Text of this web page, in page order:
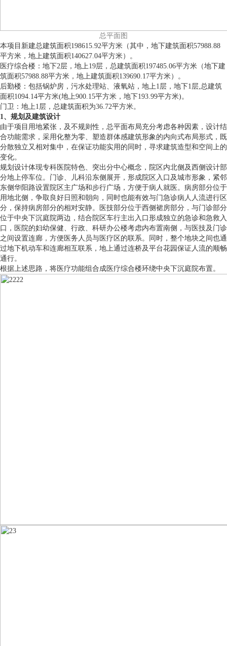
总平面图
本项目新建总建筑面积198615.92平方米（其中，地下建筑面积57988.88
平方米，地上建筑面积140627.04平方米）。
医疗综合楼：地下2层，地上19层，总建筑面积197485.06平方米（地下建
筑面积57988.88平方米，地上建筑面积139690.17平方米）。
后勤楼：包括锅炉房，污水处理站、液氧站，地上1层，地下1层,总建筑
面积1094.14平方米(地上900.15平方米，地下193.99平方米)。
门卫：地上1层，总建筑面积为36.72平方米。
1、规划及建筑设计
由于项目用地紧张，及不规则性，总平面布局充分考虑各种因素，设计结
合功能需求，采用化整为零、塑造群体感建筑形象的内向式布局形式，既
分散独立又相对集中，在保证功能实用的同时，寻求建筑造型和空间上的
变化。
规划设计体现专科医院特色、突出分中心概念，院区内北侧及西侧设计部
分地上停车位。门诊、儿科沿东侧展开，形成院区入口及城市形象，紧邻
东侧华阳路设置院区主广场和步行广场，方便于病人就医。病房部分位于
用地北侧，争取良好日照和朝向，同时也能有效与门急诊病人人流进行区
分，保持病房部分的相对安静。医技部分位于西侧裙房部分，与门诊部分
位于中央下沉庭院两边，结合院区车行主出入口形成独立的急诊和急救入
口，医院的妇幼保健、行政、科研办公楼考虑内布置南侧，与医技及门诊
之间设置连廊，方便医务人员与医疗区的联系。同时，整个地块之间也通
过地下机动车和连廊相互联系，地上通过连桥及平台花园保证人流的顺畅
通行。
根据上述思路，将医疗功能组合成医疗综合楼环绕中央下沉庭院布置。